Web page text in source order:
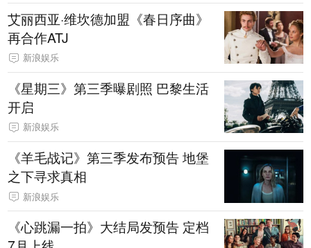
艾丽西亚·维坎德加盟《春日序曲》
再合作ATJ
新浪娱乐
《星期三》第三季曝剧照 巴黎生活
开启
新浪娱乐
《羊毛战记》第三季发布预告 地堡
之下寻求真相
新浪娱乐
《心跳漏一拍》大结局发预告 定档